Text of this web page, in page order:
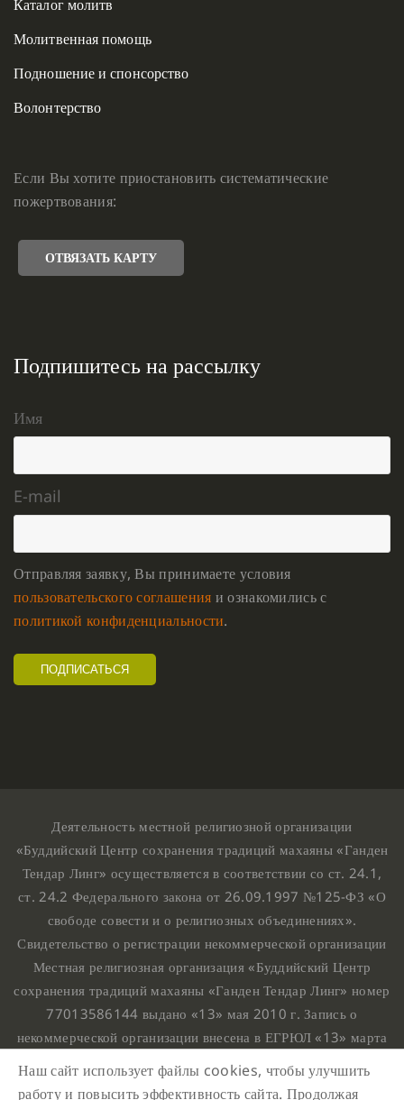
Каталог молитв
Молитвенная помощь
Подношение и спонсорство
Волонтерство
Если Вы хотите приостановить систематические
пожертвования:
ОТВЯЗАТЬ КАРТУ
Подпишитесь на рассылку
Имя
E-mail
Отправляя заявку, Вы принимаете условия
пользовательского соглашения и ознакомились с
политикой конфиденциальности.
Деятельность местной религиозной организации
«Буддийский Центр сохранения традиций махаяны «Ганден
Тендар Линг» осуществляется в соответствии со ст. 24.1,
ст. 24.2 Федерального закона от 26.09.1997 №125-ФЗ «О
свободе совести и о религиозных объединениях».
Свидетельство о регистрации некоммерческой организации
Местная религиозная организация «Буддийский Центр
сохранения традиций махаяны «Ганден Тендар Линг» номер
77013586144 выдано «13» мая 2010 г. Запись о
некоммерческой организации внесена в ЕГРЮЛ «13» марта
номером 1107799015708.
Наш сайт использует файлы cookies, чтобы улучшить
работу и повысить эффективность сайта. Продолжая